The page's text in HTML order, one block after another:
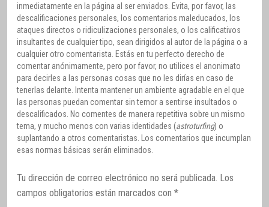
inmediatamente en la página al ser enviados. Evita, por favor, las
descalificaciones personales, los comentarios maleducados, los
ataques directos o ridiculizaciones personales, o los calificativos
insultantes de cualquier tipo, sean dirigidos al autor de la página o a
cualquier otro comentarista. Estás en tu perfecto derecho de
comentar anónimamente, pero por favor, no utilices el anonimato
para decirles a las personas cosas que no les dirías en caso de
tenerlas delante. Intenta mantener un ambiente agradable en el que
las personas puedan comentar sin temor a sentirse insultados o
descalificados. No comentes de manera repetitiva sobre un mismo
tema, y mucho menos con varias identidades (astroturfing) o
suplantando a otros comentaristas. Los comentarios que incumplan
esas normas básicas serán eliminados.
Tu dirección de correo electrónico no será publicada. Los
campos obligatorios están marcados con *